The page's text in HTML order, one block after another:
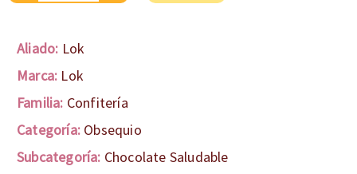
Aliado: Lok
Marca: Lok
Familia: Confitería
Categoría: Obsequio
Subcategoría: Chocolate Saludable